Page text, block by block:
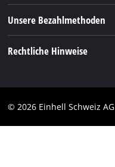
Unsere Bezahlmethoden
Rechtliche Hinweise
Impressum
© 2026 Einhell Schweiz AG